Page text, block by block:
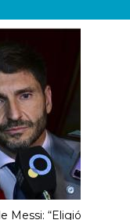
Messi: “Eligió